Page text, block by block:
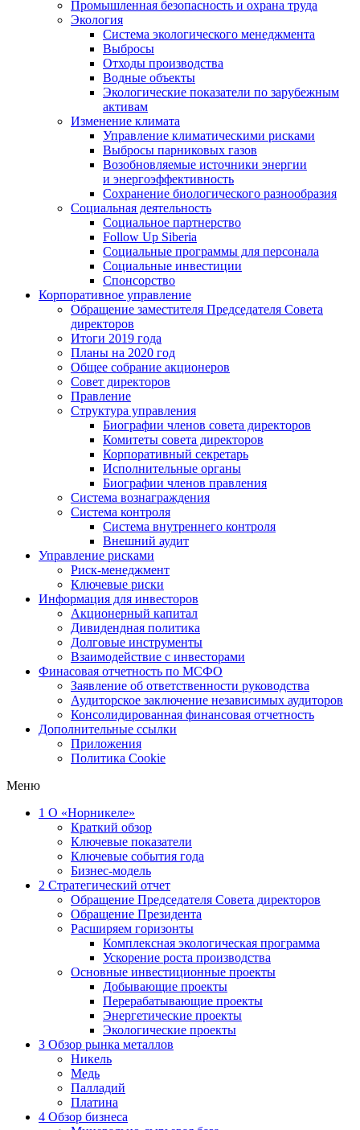
Промышленная безопасность и охрана труда
Экология
Система экологического менеджмента
Выбросы
Отходы производства
Водные объекты
Экологические показатели по зарубежным
активам
Изменение климата
Управление климатическими рисками
Выбросы парниковых газов
Возобновляемые источники энергии
и энергоэффективность
Сохранение биологического разнообразия
Социальная деятельность
Социальное партнерство
Follow Up Siberia
Социальные программы для персонала
Социальные инвестиции
Спонсорство
Корпоративное управление
Обращение заместителя Председателя Совета
директоров
Итоги 2019 года
Планы на 2020 год
Общее собрание акционеров
Совет директоров
Правление
Структура управления
Биографии членов совета директоров
Комитеты совета директоров
Корпоративный секретарь
Исполнительные органы
Биографии членов правления
Система вознаграждения
Система контроля
Система внутреннего контроля
Внешний аудит
Управление рисками
Риск-менеджмент
Ключевые риски
Информация для инвесторов
Акционерный капитал
Дивидендная политика
Долговые инструменты
Взаимодействие с инвеcторами
Финасовая отчетность по МСФО
Заявление об ответственности руководства
Аудиторское заключение независимых аудиторов
Консолидированная финансовая отчетность
Дополнительные ссылки
Приложения
Политика Cookie
Меню
1 О «Норникеле»
Краткий обзор
Ключевые показатели
Ключевые события года
Бизнес-модель
2 Стратегический отчет
Обращение Председателя Совета директоров
Обращение Президента
Расширяем горизонты
Комплексная экологическая программа
Ускорение роста производства
Основные инвестиционные проекты
Добывающие проекты
Перерабатывающие проекты
Энергетические проекты
Экологические проекты
3 Обзор рынка металлов
Никель
Медь
Палладий
Платина
4 Обзор бизнеса